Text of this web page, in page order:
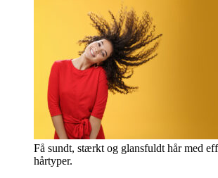
Få sundt, stærkt og glansfuldt hår med
hårtyper.